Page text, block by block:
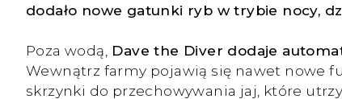
dodało nowe gatunki ryb w trybie nocy,
Poza wodą, Dave the Diver dodaje
Wewnątrz farmy pojawią się nawet nowe
skrzynki do przechowywania jaj, które